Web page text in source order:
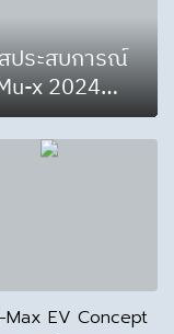
ประสบการณ์
x 2024
Peak
Max EV Concept